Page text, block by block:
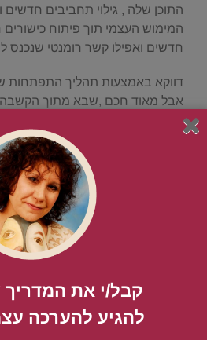
התוכן שלה , גילוי תחביבים
המימוש העצמי תוך פיתוח
חדשים ואפילו קשר רומנטי שנכנס
דווקא באמצעות תהליך התפתחות
אבל מאוד חכם ,שבא מתוך
מהיר הרבה יותר מאחרים .
זו בדיוק הדוגמא לתהליך חכם
עצמית, אשר מביא לתוצאות השינוי
קבל/י את המדריך
להגיע להערכה